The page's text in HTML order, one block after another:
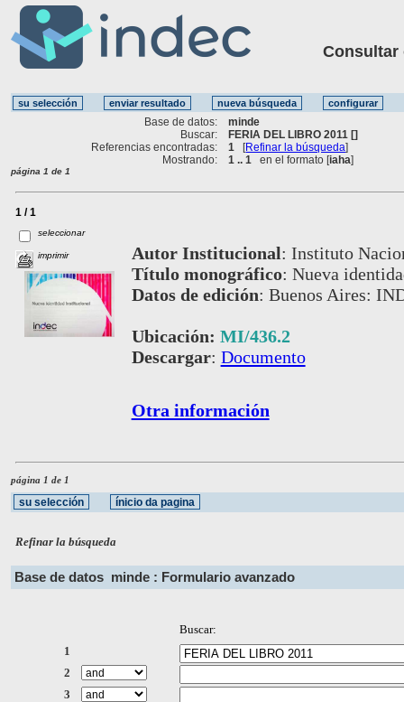
Consultar
Base de datos:
minde
Buscar:
FERIA DEL LIBRO 2011 []
Referencias encontradas:
1 [Refinar la búsqueda]
Mostrando:
1 .. 1 en el formato [iaha]
página 1 de 1
1 / 1
seleccionar
imprimir Autor Institucional: Instituto
Título monográfico: Nueva
Datos de edición: Buenos Aires:
Ubicación: MI/436.2
Descargar: Documento
Otra información
página 1 de 1
Refinar la búsqueda
Base de datos minde : Formulario avanzado
Buscar:
1
2
3